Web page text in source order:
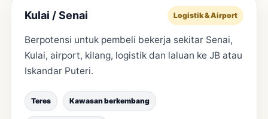
Kulai / Senai Logistik & Airport
Berpotensi untuk pembeli bekerja sekitar Senai,
Kulai, airport, kilang, logistik dan laluan ke JB atau
Iskandar Puteri.
Teres Kawasan berkembang